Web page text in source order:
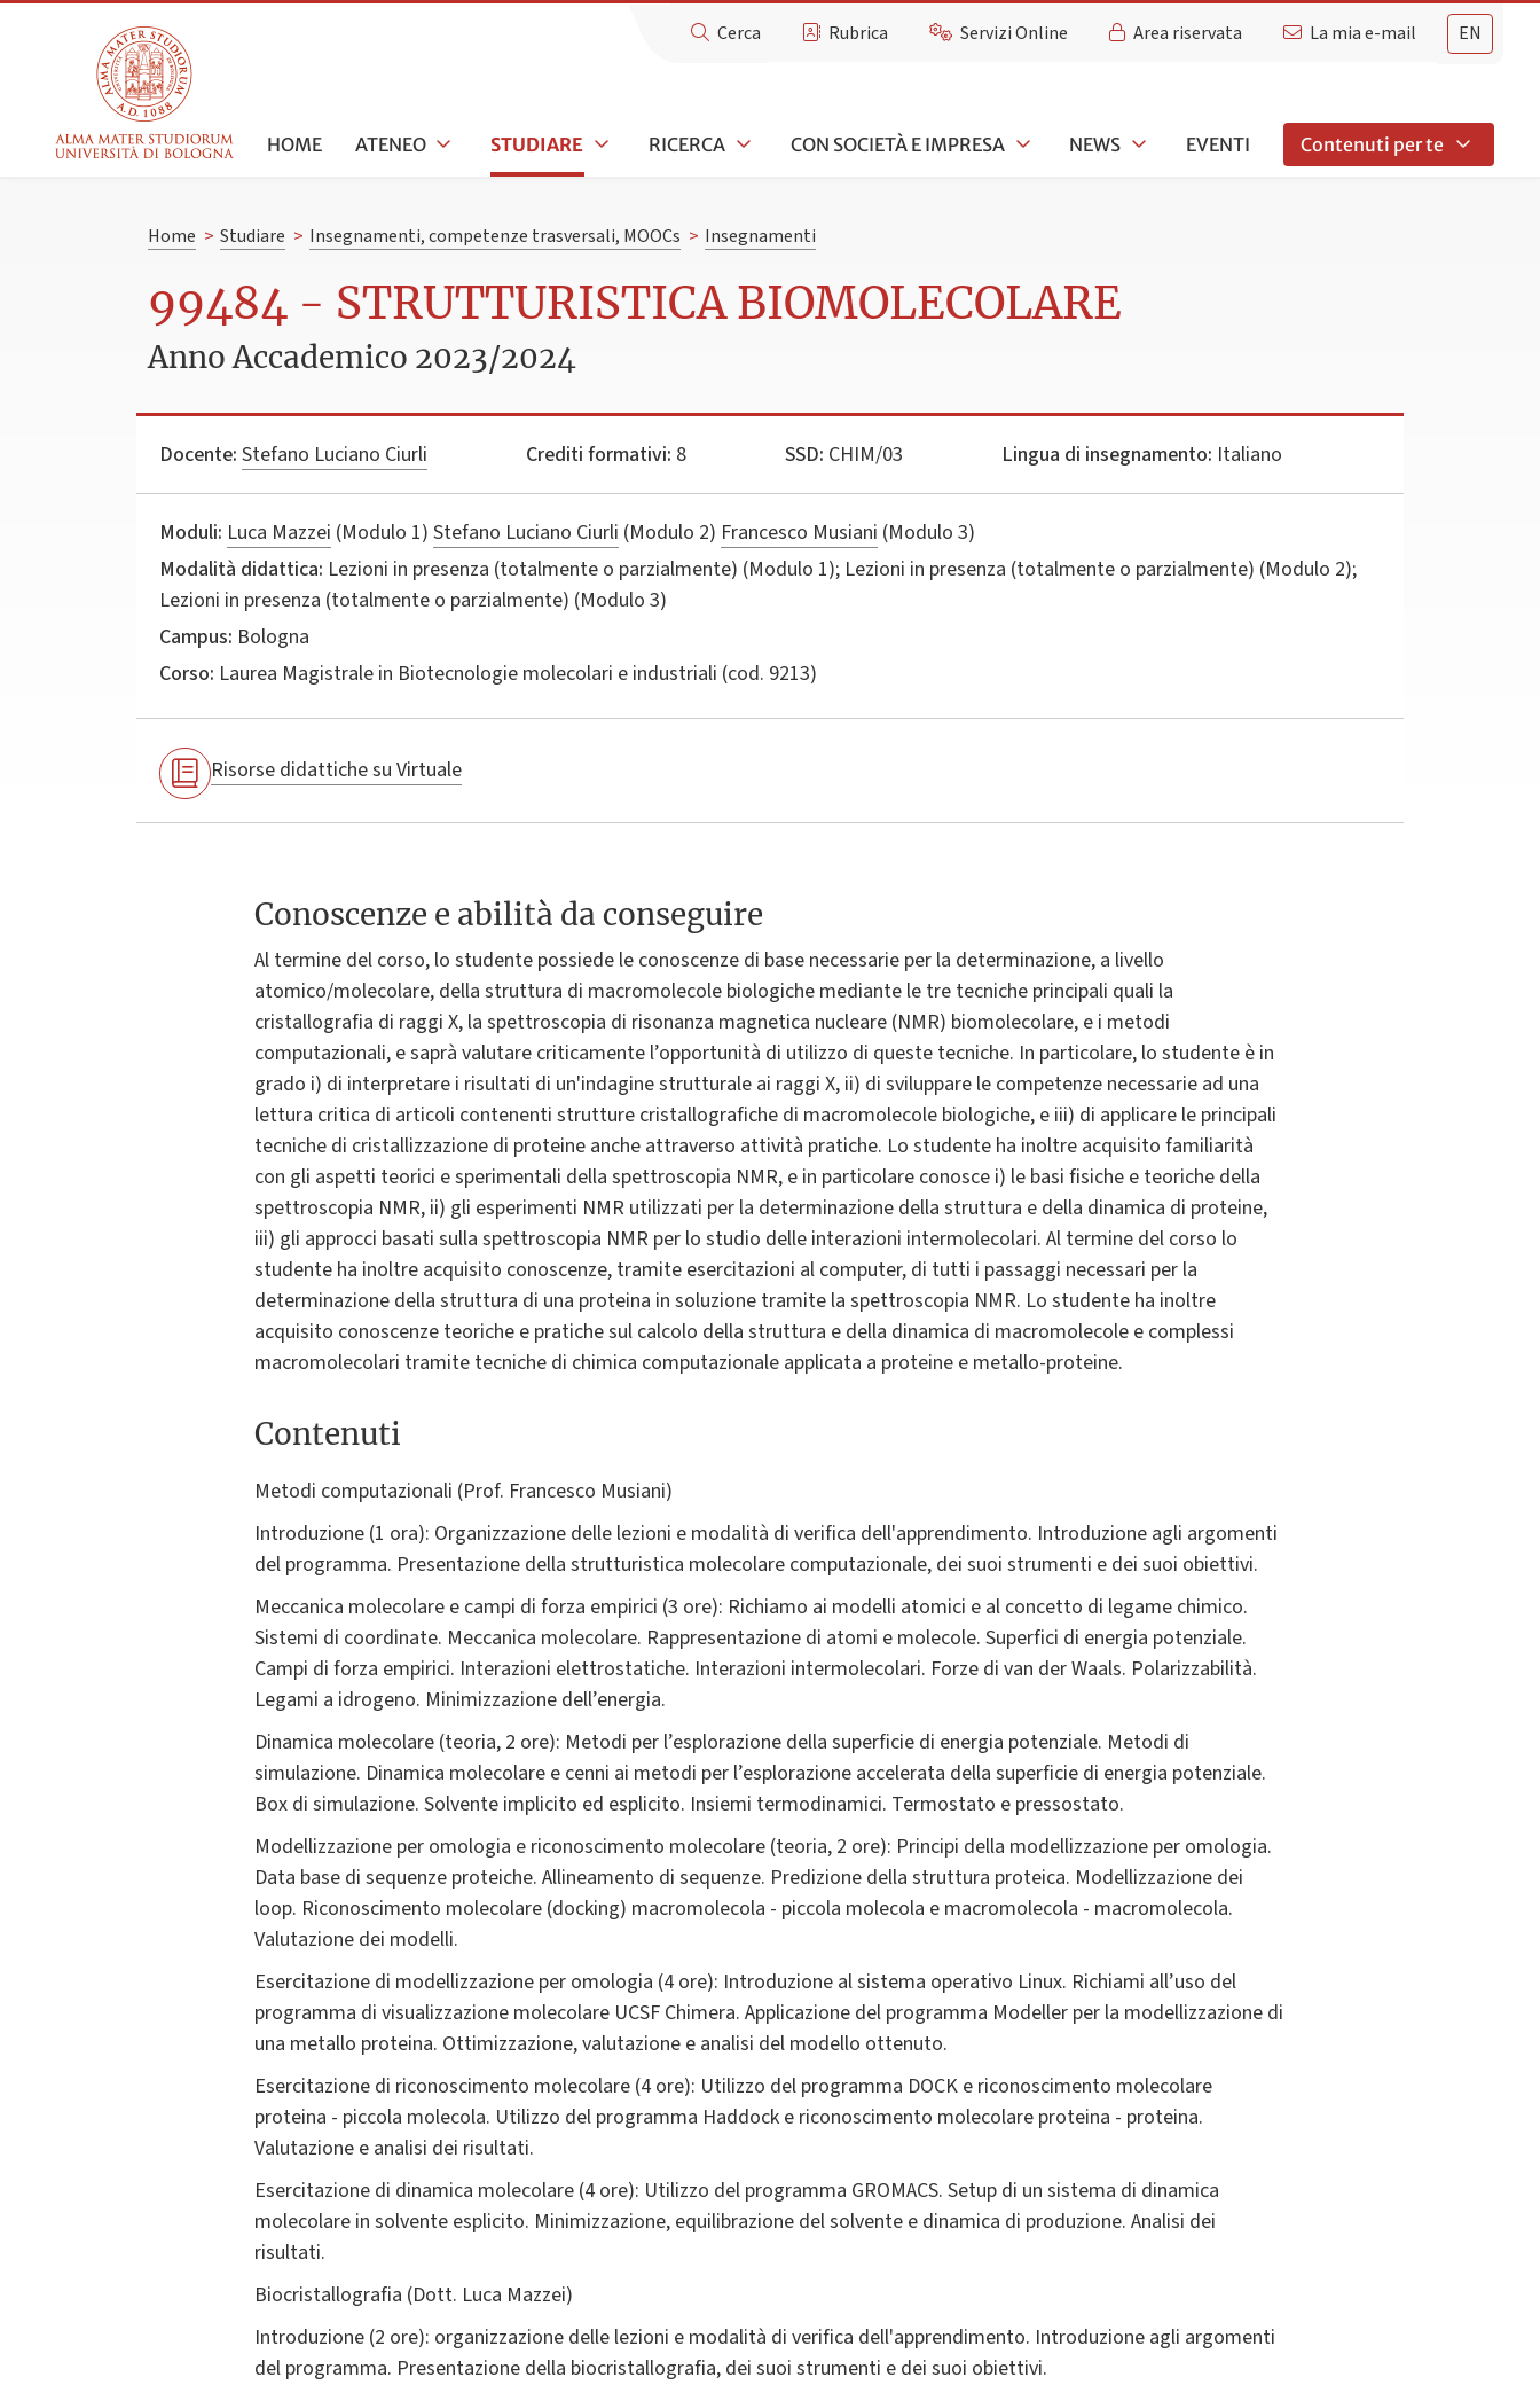
EN
Cerca Rubrica Servizi Online Area riservata La mia e-mail
HOME ATENEO STUDIARE RICERCA CON SOCIETÀ E IMPRESA NEWS EVENTI Contenuti per te
Home > Studiare > Insegnamenti, competenze trasversali, MOOCs > Insegnamenti
99484 - STRUTTURISTICA BIOMOLECOLARE
Anno Accademico 2023/2024
Docente: Stefano Luciano Ciurli Crediti formativi: 8 SSD: CHIM/03 Lingua di insegnamento: Italiano
Moduli: Luca Mazzei (Modulo 1) Stefano Luciano Ciurli (Modulo 2) Francesco Musiani (Modulo 3)
Modalità didattica: Lezioni in presenza (totalmente o parzialmente) (Modulo 1); Lezioni in presenza (totalmente o parzialmente) (Modulo 2);
Lezioni in presenza (totalmente o parzialmente) (Modulo 3)
Campus: Bologna
Corso: Laurea Magistrale in Biotecnologie molecolari e industriali (cod. 9213)
Risorse didattiche su Virtuale
Conoscenze e abilità da conseguire
Al termine del corso, lo studente possiede le conoscenze di base necessarie per la determinazione, a livello
atomico/molecolare, della struttura di macromolecole biologiche mediante le tre tecniche principali quali la
cristallografia di raggi X, la spettroscopia di risonanza magnetica nucleare (NMR) biomolecolare, e i metodi
computazionali, e saprà valutare criticamente l’opportunità di utilizzo di queste tecniche. In particolare, lo studente è in
grado i) di interpretare i risultati di un'indagine strutturale ai raggi X, ii) di sviluppare le competenze necessarie ad una
lettura critica di articoli contenenti strutture cristallografiche di macromolecole biologiche, e iii) di applicare le principali
tecniche di cristallizzazione di proteine anche attraverso attività pratiche. Lo studente ha inoltre acquisito familiarità
con gli aspetti teorici e sperimentali della spettroscopia NMR, e in particolare conosce i) le basi fisiche e teoriche della
spettroscopia NMR, ii) gli esperimenti NMR utilizzati per la determinazione della struttura e della dinamica di proteine,
iii) gli approcci basati sulla spettroscopia NMR per lo studio delle interazioni intermolecolari. Al termine del corso lo
studente ha inoltre acquisito conoscenze, tramite esercitazioni al computer, di tutti i passaggi necessari per la
determinazione della struttura di una proteina in soluzione tramite la spettroscopia NMR. Lo studente ha inoltre
acquisito conoscenze teoriche e pratiche sul calcolo della struttura e della dinamica di macromolecole e complessi
macromolecolari tramite tecniche di chimica computazionale applicata a proteine e metallo-proteine.
Contenuti
Metodi computazionali (Prof. Francesco Musiani)
Introduzione (1 ora): Organizzazione delle lezioni e modalità di verifica dell'apprendimento. Introduzione agli argomenti
del programma. Presentazione della strutturistica molecolare computazionale, dei suoi strumenti e dei suoi obiettivi.
Meccanica molecolare e campi di forza empirici (3 ore): Richiamo ai modelli atomici e al concetto di legame chimico.
Sistemi di coordinate. Meccanica molecolare. Rappresentazione di atomi e molecole. Superfici di energia potenziale.
Campi di forza empirici. Interazioni elettrostatiche. Interazioni intermolecolari. Forze di van der Waals. Polarizzabilità.
Legami a idrogeno. Minimizzazione dell’energia.
Dinamica molecolare (teoria, 2 ore): Metodi per l’esplorazione della superficie di energia potenziale. Metodi di
simulazione. Dinamica molecolare e cenni ai metodi per l’esplorazione accelerata della superficie di energia potenziale.
Box di simulazione. Solvente implicito ed esplicito. Insiemi termodinamici. Termostato e pressostato.
Modellizzazione per omologia e riconoscimento molecolare (teoria, 2 ore): Principi della modellizzazione per omologia.
Data base di sequenze proteiche. Allineamento di sequenze. Predizione della struttura proteica. Modellizzazione dei
loop. Riconoscimento molecolare (docking) macromolecola - piccola molecola e macromolecola - macromolecola.
Valutazione dei modelli.
Esercitazione di modellizzazione per omologia (4 ore): Introduzione al sistema operativo Linux. Richiami all’uso del
programma di visualizzazione molecolare UCSF Chimera. Applicazione del programma Modeller per la modellizzazione di
una metallo proteina. Ottimizzazione, valutazione e analisi del modello ottenuto.
Esercitazione di riconoscimento molecolare (4 ore): Utilizzo del programma DOCK e riconoscimento molecolare
proteina - piccola molecola. Utilizzo del programma Haddock e riconoscimento molecolare proteina - proteina.
Valutazione e analisi dei risultati.
Esercitazione di dinamica molecolare (4 ore): Utilizzo del programma GROMACS. Setup di un sistema di dinamica
molecolare in solvente esplicito. Minimizzazione, equilibrazione del solvente e dinamica di produzione. Analisi dei
risultati.
Biocristallografia (Dott. Luca Mazzei)
Introduzione (2 ore): organizzazione delle lezioni e modalità di verifica dell'apprendimento. Introduzione agli argomenti
del programma. Presentazione della biocristallografia, dei suoi strumenti e dei suoi obiettivi.